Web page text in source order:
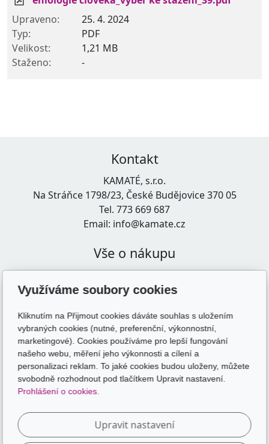
25. 4. 2024
PDF
1,21 MB
-
Kontakt
KAMATÉ, s.r.o.
Na Stráňce 1798/23, České Budějovice 370 05
Tel. 773 669 687
Email: info@kamate.cz
Vše o nákupu
Obchodní podmínky
Zásady zpracování osobních údajů
Odkazy
skolakamate.cz
skolakamate.online
Sledujte nás
Využíváme soubory cookies
Kliknutím na Přijmout cookies dáváte souhlas s uložením
vybraných cookies (nutné, preferenční, výkonnostní,
marketingové). Cookies používáme pro lepší fungování
našeho webu, měření jeho výkonnosti a cílení a
personalizaci reklam. To jaké cookies budou uloženy, můžete
svobodně rozhodnout pod tlačítkem Upravit nastavení.
Prohlášení o cookies.
Upravit nastavení